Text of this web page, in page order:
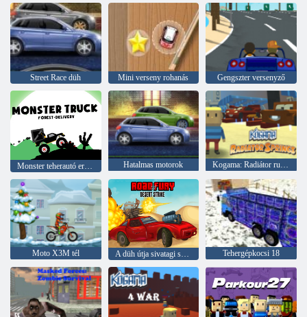
Street Race düh Mini verseny rohanás Gengszter versenyző
Hatalmas motorok Kogama: Radiátor rugók
Moto X3M tél A düh útja sivatagi sztrájk Tehergépkocsi 18